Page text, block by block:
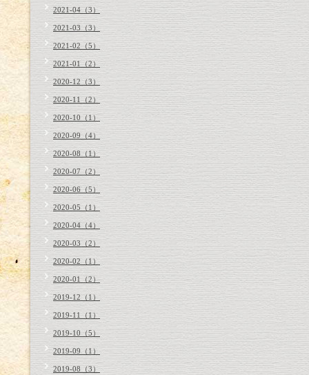
2021-04（3）
2021-03（3）
2021-02（5）
2021-01（2）
2020-12（3）
2020-11（2）
2020-10（1）
2020-09（4）
2020-08（1）
2020-07（2）
2020-06（5）
2020-05（1）
2020-04（4）
2020-03（2）
2020-02（1）
2020-01（2）
2019-12（1）
2019-11（1）
2019-10（5）
2019-09（1）
2019-08（3）